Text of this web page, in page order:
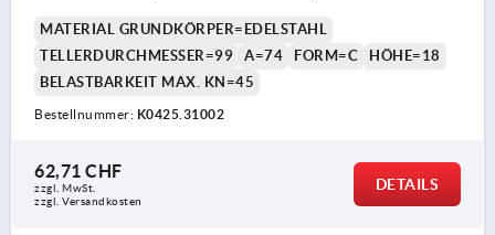
MATERIAL GRUNDKÖRPER=EDELSTAHL
TELLERDURCHMESSER=99
A=74 FORM=C
HÖHE=18
BELASTBARKEIT MAX. KN=45
Bestellnummer: K0425.31002
62,71 CHF
zzgl. MwSt.
zzgl. Versandkosten
DETAILS